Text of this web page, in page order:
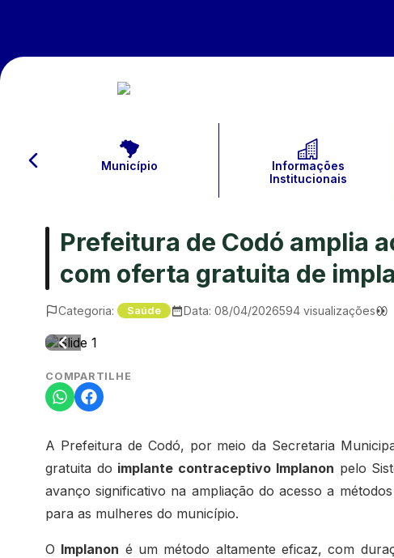
Município
Informações
Institucionais
Prefeitura de Codó amplia
com oferta gratuita de
Categoria: Saúde Data: 08/04/2026594 visualizações
COMPARTILHE
A Prefeitura de Codó, por meio da Secretaria
gratuita do implante contraceptivo Implanon pelo
avanço significativo na ampliação do acesso a
para as mulheres do município.
O Implanon é um método altamente eficaz, com